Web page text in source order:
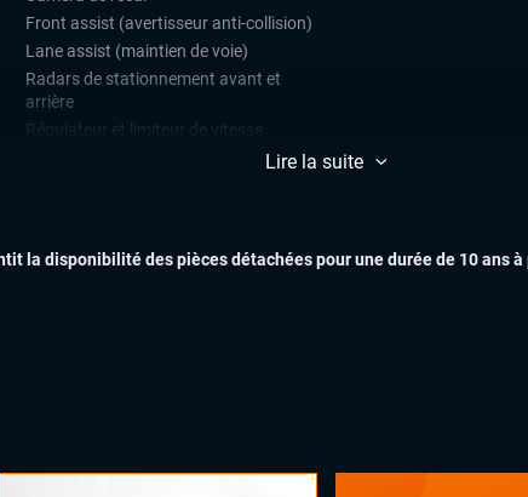
Front assist (avertisseur anti-collision)
Lane assist (maintien de voie)
Radars de stationnement avant et
arrière
Régulateur et limiteur de vitesse
Essuie-glaces automatiques
Lire la suite
la disponibilité des pièces détachées pour une durée de 10 ans